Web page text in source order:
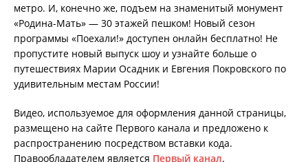
метро. И, конечно же, подъем на знаменитый монумент
«Родина-Мать» — 30 этажей пешком! Новый сезон
программы «Поехали!» доступен онлайн бесплатно! Не
пропустите новый выпуск шоу и узнайте больше о
путешествиях Марии Осадник и Евгения Покровского по
удивительным местам России!
Видео, используемое для оформления данной страницы,
размещено на сайте Первого канала и предложено к
распространению посредством вставки кода.
Правообладателем является Первый канал.